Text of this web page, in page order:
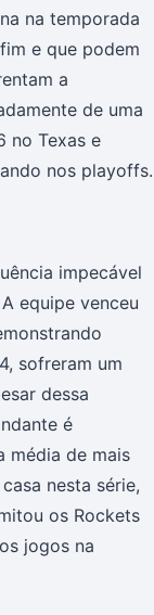
na temporada
e que podem
a
de uma
no Texas e
nos playoffs.
impecável
equipe venceu
sofreram um
dessa
é
média de mais
nesta série,
os Rockets
jogos na